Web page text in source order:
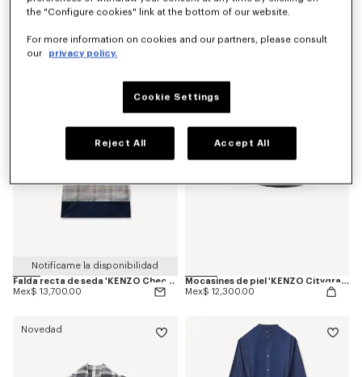
Cazadora unisex de jacquard de poliamida y lana 'KENZO Stripes'
Mex$ 19,700.00
Mex$ 11,200.00
Notifícame la disponibilidad
Falda recta de seda 'KENZO Checks'
Mex$ 13,700.00
Novedad
Mocasines de piel 'KENZO Citygram'
Mex$ 12,300.00
Novedad
the "Configure cookies" link at the bottom of our website.
For more information on cookies and our partners, please consult
our
privacy policy.
Cookie Settings
Reject All Accept All